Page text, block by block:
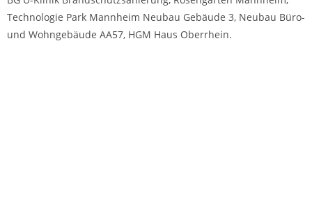
Technologie Park Mannheim Neubau Gebäude 3, Neubau Büro-
und Wohngebäude AA57, HGM Haus Oberrhein.